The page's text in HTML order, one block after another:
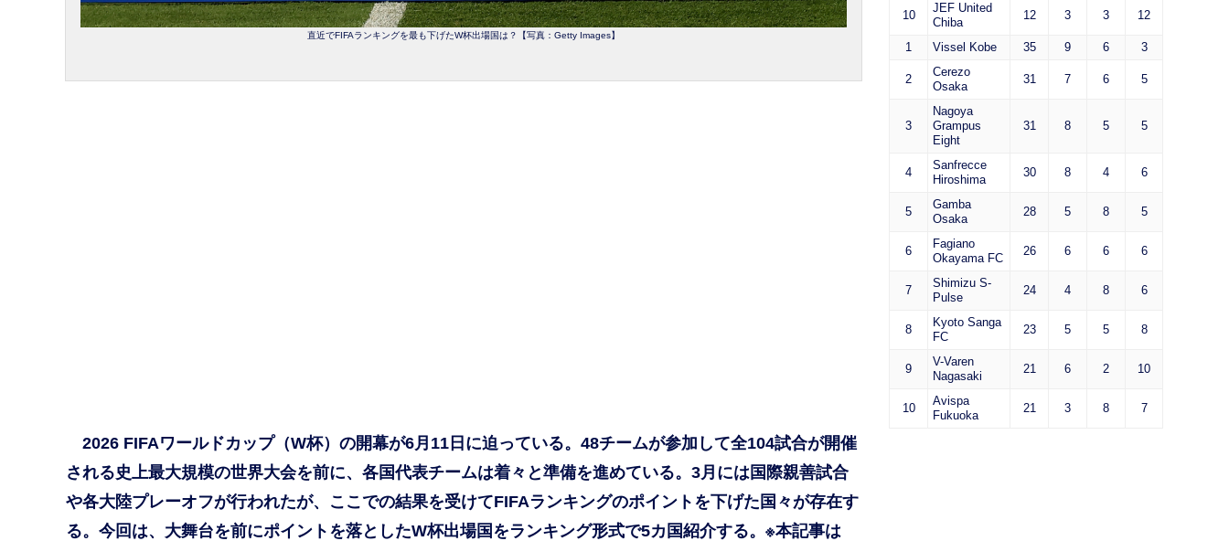
直近でFIFAランキングを最も下げたW杯出場国は？【写真：Getty Images】
2026 FIFAワールドカップ（W杯）の開幕が6月11日に迫っている。48チームが参加して全104試合が開催
される史上最大規模の世界大会を前に、各国代表チームは着々と準備を進めている。3月には国際親善試合
や各大陸プレーオフが行われたが、ここでの結果を受けてFIFAランキングのポイントを下げた国々が存在す
る。今回は、大舞台を前にポイントを落としたW杯出場国をランキング形式で5カ国紹介する。※本記事は
10
JEF United
Chiba
12 3 3 12
1 Vissel Kobe 35 9 6 3
2
Cerezo
Osaka
31 7 6 5
3
Nagoya
Grampus
Eight
31 8 5 5
4
Sanfrecce
Hiroshima
30 8 4 6
5
Gamba
Osaka
28 5 8 5
6
Fagiano
Okayama FC
26 6 6 6
7
Shimizu S-
Pulse
24 4 8 6
8
Kyoto Sanga
FC
23 5 5 8
9
V-Varen
Nagasaki
21 6 2 10
10
Avispa
Fukuoka
21 3 8 7